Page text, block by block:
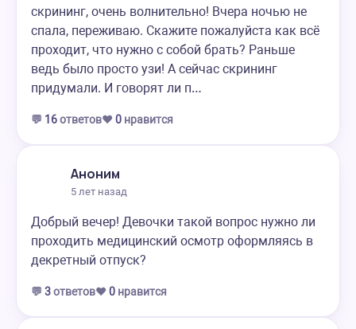
скрининг, очень волнительно! Вчера ночью не
спала, переживаю. Скажите пожалуйста как всё
проходит, что нужно с собой брать? Раньше
ведь было просто узи! А сейчас скрининг
придумали. И говорят ли п…
💬 16ответов❤️ 0 нравится
Аноним
5 лет назад
Добрый вечер! Девочки такой вопрос нужно ли
проходить медицинский осмотр оформляясь в
декретный отпуск?
💬 3ответов❤️ 0 нравится